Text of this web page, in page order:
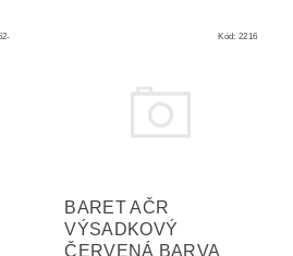
Kód: 2216
BARET AČR
VÝSADKOVÝ
ČERVENÁ BARVA